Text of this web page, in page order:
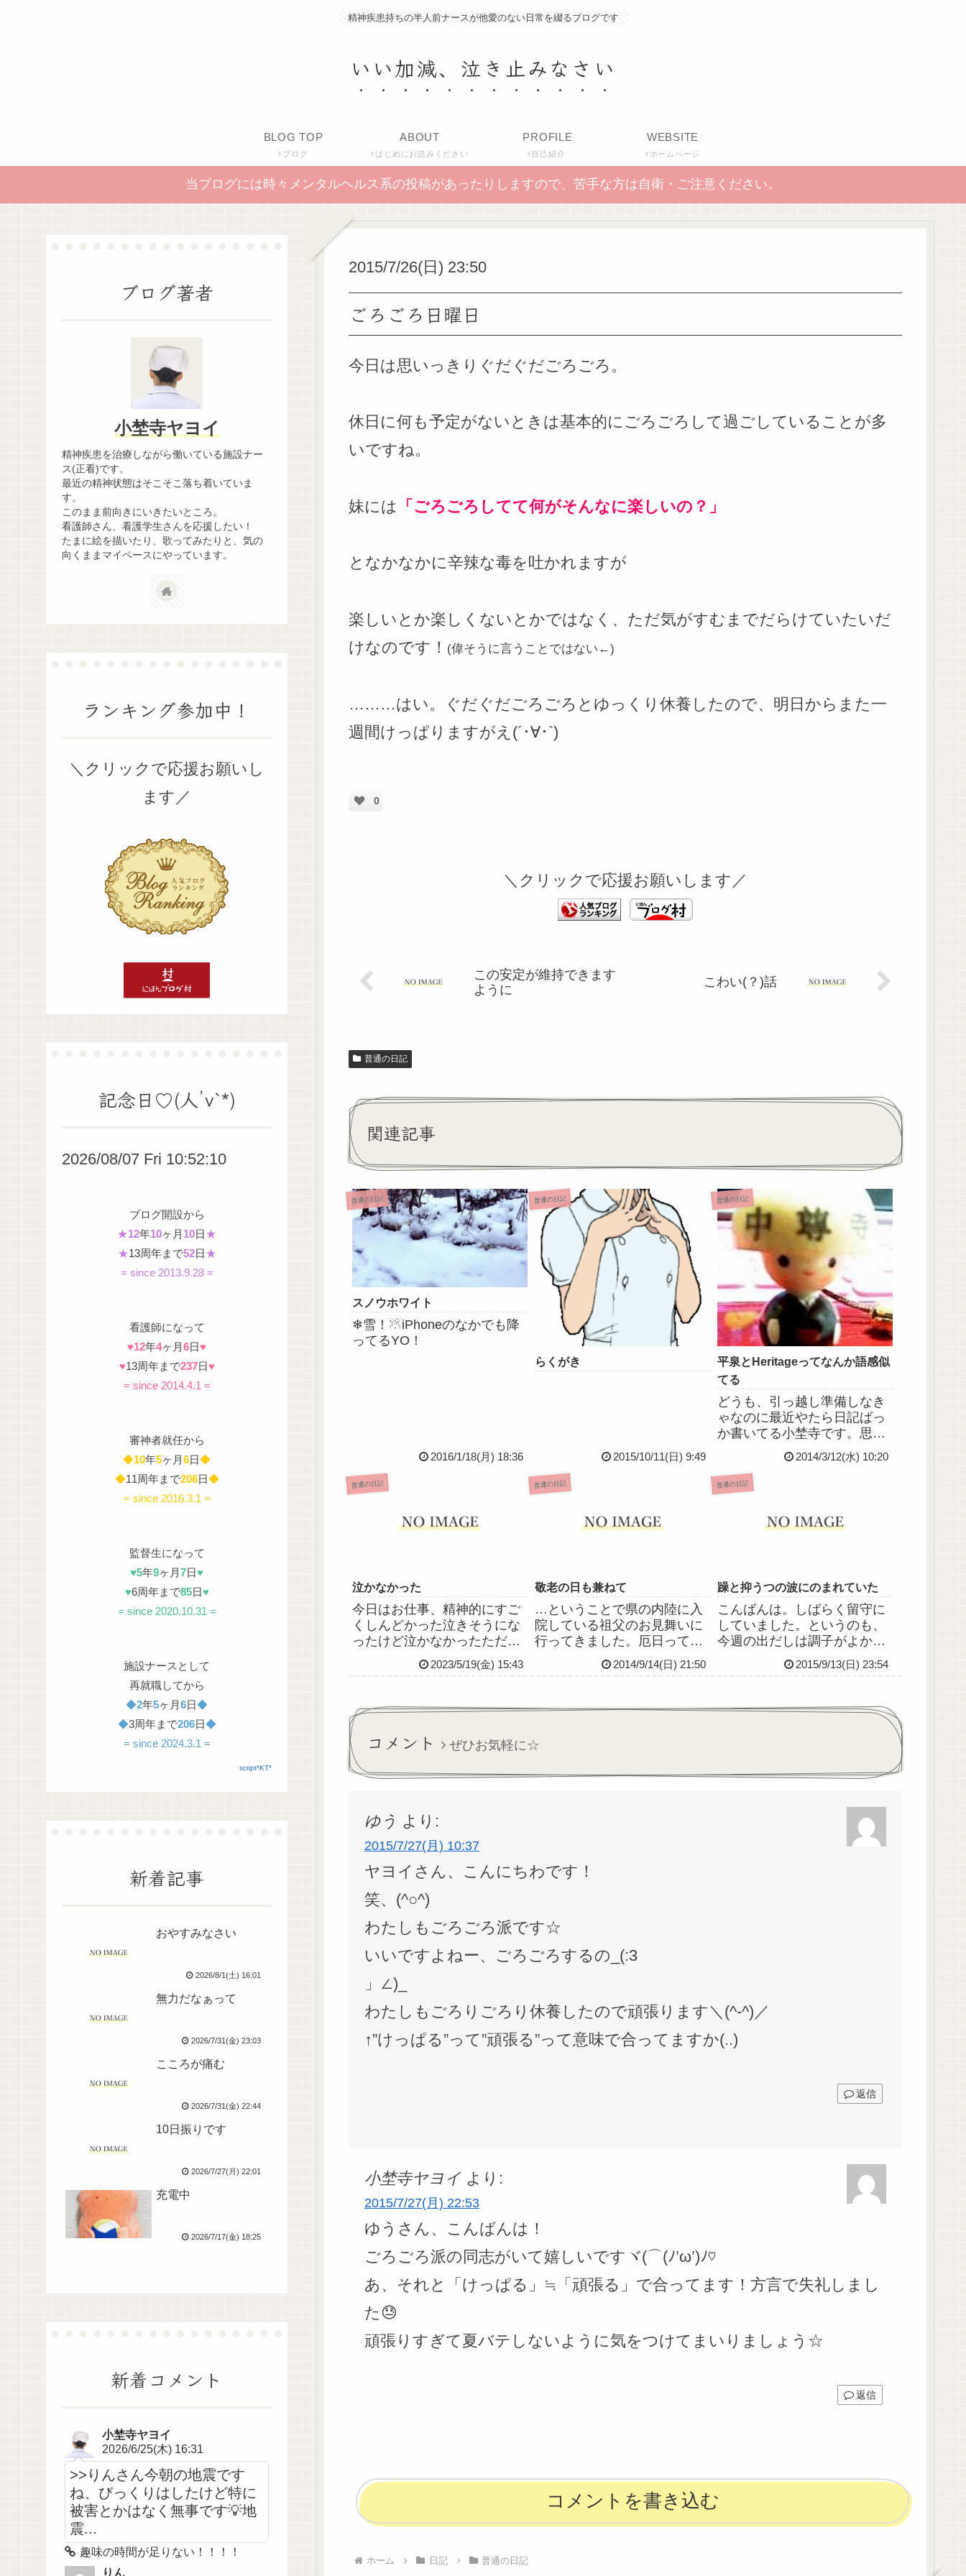
精神疾患持ちの半人前ナースが他愛のない日常を綴るブログです
いい加減、泣き止みなさい
BLOG TOP
ブログ
ABOUT
はじめにお読みください
PROFILE
自己紹介
WEBSITE
ホームページ
当ブログには時々メンタルヘルス系の投稿があったりしますので、苦手な方は自衛・ご注意ください。
2015/7/26(日) 23:50
ごろごろ日曜日
今日は思いっきりぐだぐだごろごろ。
休日に何も予定がないときは基本的にごろごろして過ごしていることが多
いですね。
妹には 「ごろごろしてて何がそんなに楽しいの？」
となかなかに辛辣な毒を吐かれますが
楽しいとか楽しくないとかではなく、ただ気がすむまでだらけていたいだ
けなのです！
(偉そうに言うことではない←)
………はい。ぐだぐだごろごろとゆっくり休養したので、明日からまた一
週間けっぱりますがえ(´･∀･`)
0
＼クリックで応援お願いします／
この安定が維持できます
ように
こわい(？)話
普通の日記
関連記事
普通の日記
スノウホワイト
❄雪！☃iPhoneのなかでも降
ってるYO！
2016/1/18(月) 18:36
普通の日記
らくがき
2015/10/11(日) 9:49
普通の日記
平泉とHeritageってなんか語感似
てる
どうも、引っ越し準備しなき
ゃなのに最近やたら日記ばっ
か書いてる小埜寺です。思い
立ったら書いてます。休学す
るより前のある日、後輩ちゃ
んからお守りをもらいまし
た。後輩「ヤヨイさん、平泉
行ってきたので、これおみや
げです！」小埜寺「お守
2014/3/12(水) 10:20
普通の日記
泣かなかった
今日はお仕事、精神的にすご
くしんどかった泣きそうにな
ったけど泣かなかったただひ
たすらにつらかったわたし、
誰にも必要とされてないんだ
2023/5/19(金) 15:43
普通の日記
敬老の日も兼ねて
…ということで県の内陸に入
院している祖父のお見舞いに
行ってきました。厄日ってま
さにこんな日のことを言うん
だろうなーという、不測の事
られる...
2014/9/14(日) 21:50
普通の日記
躁と抑うつの波にのまれていた
こんばんは。しばらく留守に
していました。というのも、
今週の出だしは調子がよかっ
たものの、週末にかけてまた
調子がガッタガタに崩れたた
トロールができない自分が情
けないです。看護師モードの
2015/9/13(日) 23:54
コメント ぜひお気軽に☆
ゆう より:
2015/7/27(月) 10:37
ヤヨイさん、こんにちわです！
笑、(^○^)
わたしもごろごろ派です☆
いいですよねー、ごろごろするの_(:3
」∠)_
わたしもごろりごろり休養したので頑張ります＼(^-^)／
↑”けっぱる”って”頑張る”って意味で合ってますか(..)
返信
小埜寺ヤヨイ より:
2015/7/27(月) 22:53
ゆうさん、こんばんは！
ごろごろ派の同志がいて嬉しいですヾ(⌒(ﾉ’ω’)ﾉ♡
あ、それと「けっぱる」≒「頑張る」で合ってます！方言で失礼しまし
た😓
頑張りすぎて夏バテしないように気をつけてまいりましょう☆
返信
コメントを書き込む
ホーム 日記 普通の日記
ブログ著者
小埜寺ヤヨイ
精神疾患を治療しながら働いている施設ナー
ス(正看)です。
最近の精神状態はそこそこ落ち着いていま
す。
このまま前向きにいきたいところ。
看護師さん、看護学生さんを応援したい！
たまに絵を描いたり、歌ってみたりと、気の
向くままマイペースにやっています。
ランキング参加中！
＼クリックで応援お願いし
ます／
記念日♡(人’v`*)
2026/08/07 Fri 10:52:11
ブログ開設から
★12年10ヶ月 10日★
★13周年まで52日★
= since 2013.9.28 =
看護師になって
♥12年4ヶ月6日♥
♥13周年まで237日♥
= since 2014.4.1 =
審神者就任から
◆10年5ヶ月6日◆
◆11周年まで206日◆
= since 2016.3.1 =
監督生になって
♥5年9ヶ月7日♥
♥6周年まで85日♥
= since 2020.10.31 =
施設ナースとして
再就職してから
◆2年5ヶ月6日◆
◆3周年まで206日◆
= since 2024.3.1 =
script*KT*
新着記事
おやすみなさい
2026/8/1(土) 16:01
無力だなぁって
2026/7/31(金) 23:03
こころが痛む
2026/7/31(金) 22:44
10日振りです
2026/7/27(月) 22:01
充電中
2026/7/17(金) 18:25
新着コメント
小埜寺ヤヨイ
2026/6/25(木) 16:31
>>りんさん今朝の地震です
ね、びっくりはしたけど特に
被害とかはなく無事です💡地
震...
趣味の時間が足りない！！！！
りん